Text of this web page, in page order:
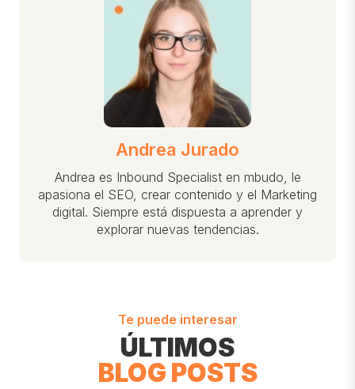
Andrea Jurado
Andrea es Inbound Specialist en mbudo, le
apasiona el SEO, crear contenido y el Marketing
digital. Siempre está dispuesta a aprender y
explorar nuevas tendencias.
Te puede interesar
ÚLTIMOS
BLOG POSTS